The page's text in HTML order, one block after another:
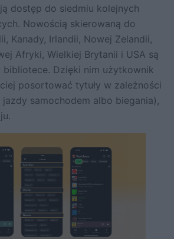
dostęp do siedmiu kolejnych
Nowością skierowaną do
Kanady, Irlandii, Nowej Zelandii,
Afryki, Wielkiej Brytanii i USA są
Dzięki nim użytkownik
posortować tytuły w zależności
samochodem albo biegania),